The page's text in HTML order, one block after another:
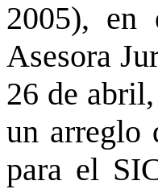
2005), en
Asesora
26 de
un arreglo
para el